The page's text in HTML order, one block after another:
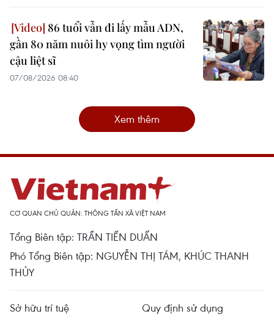
86 tuổi vẫn đi lấy mẫu ADN,
gần 80 năm nuôi hy vọng tìm người
cậu liệt sĩ
07/08/2026 08:40
Xem thêm
CƠ QUAN CHỦ QUẢN: THÔNG TẤN XÃ VIỆT NAM
Tổng Biên tập: TRẦN TIẾN DUẨN
Phó Tổng Biên tập: NGUYỄN THỊ TÁM, KHÚC THANH
THỦY
Sở hữu trí tuệ
Quy định sử dụng